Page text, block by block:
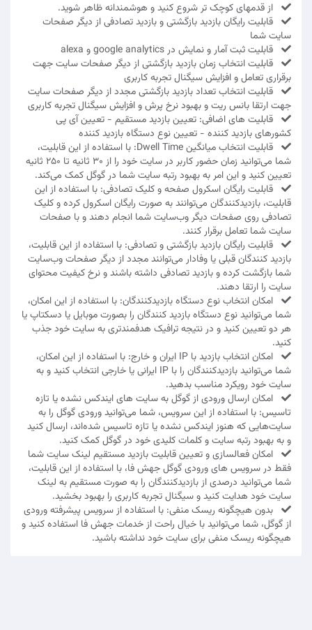
از قدمهای کوچک تر شروع کنید و هوشمندانه ظاهر شوید.
قابلیت رایگان بازدید بازگشتی و بازدید تصادفی از دیگر صفحات
سایت شما
قابلیت ثبت آمار و نمایش در google analytics و alexa
قابلیت انتخاب زمان بازدید بازگشتی از دیگر صفحات سایت جهت
برقراری تعامل و افزایش سیگنال تجربه کاربری
قابلیت انتخاب تعداد بازدید بازگشتی مجدد از دیگر صفحات سایت
جهت ارتقا بانس ریت و بهبود نرخ پرش و افزایش سیگنال تجربه کاربری
قابلیت های اضافی: تعیین بازدید مستقیم - تعیین آی پی
کشورهای بازدید کننده - تعیین نوع دستگاه بازدید کننده
قابلیت انتخاب میانگین Dwell Time: با استفاده از این قابلیت،
شما می‌توانید زمان حضور کاربر در سایت خود را از 30 ثانیه تا 250 ثانیه
تعیین کنید و این امر به بهبود رتبه سایت شما در گوگل کمک می‌کند.
قابلیت رایگان اسکرول صفحه و کلیک تصادفی: با استفاده از این
قابلیت، بازدیدکنندگان می‌توانند به صورت رایگان اسکرول کرده و کلیک
تصادفی روی صفحات دیگر وب‌سایت شما انجام دهند و با صفحات
سایت شما تعامل برقرار کنند.
قابلیت رایگان بازدید بازگشتی و تصادفی: با استفاده از این قابلیت،
بازدید کنندگان قبلی یا وفادار می‌توانند مجدد از دیگر صفحات وب‌سایت
شما بازگشت کرده و بازدید تصادفی داشته باشند و نرخ کیفیت محتوای
سایت را ارتقا دهند.
امکان انتخاب نوع دستگاه بازدیدکنندگان: با استفاده از این امکان،
شما می‌توانید نوع دستگاه بازدید کنندگان را بصورت موبایل یا دسکتاپ یا
هر دو تعیین کنید و در نتیجه ترافیک هدفمندتری به سایت خود جذب
کنید.
امکان انتخاب بازدید با IP ایران و خارج: با استفاده از این امکان،
شما می‌توانید بازدیدکنندگان را با IP ایرانی یا خارجی انتخاب کنید و به
سایت خود رویکرد مناسب بدهید.
امکان ارسال ورودی از گوگل به سایت های ایندکس نشده یا تازه
تاسیس: با استفاده از این سرویس، شما می‌توانید ورودی گوگل را به
سایت‌هایی که هنوز ایندکس نشده یا تازه تاسیس شده‌اند، ارسال کنید
و به بهبود رتبه سایت و کلمات کلیدی خود در گوگل کمک کنید.
امکان فعالسازی و تعیین قابلیت بازدید مستقیم لینک سایت شما
فقط در سرویس های ورودی گوگل جهش فا، با استفاده از این قابلیت،
شما می‌توانید درصدی از بازدیدکنندگان را به صورت مستقیم به لینک
سایت خود هدایت کنید و سیگنال تجربه کاربری را بهبود بخشید.
بدون هیچگونه ریسک منفی: با استفاده از سرویس پیشرفته ورودی
از گوگل، شما می‌توانید با خیال راحت از خدمات جهش فا استفاده کنید و
هیچگونه ریسک منفی برای سایت خود نداشته باشید.